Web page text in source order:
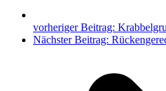
vorheriger Beitrag:
Nächster Beitrag: